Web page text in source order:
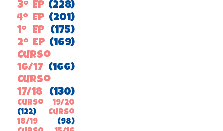
3º EP (228)
4º EP (201)
1º EP
(175)
2º EP (169)
Curso
16/17 (166)
Curso
17/18
(130)
Curso 19/20
(122)
Curso
18/19
(98)